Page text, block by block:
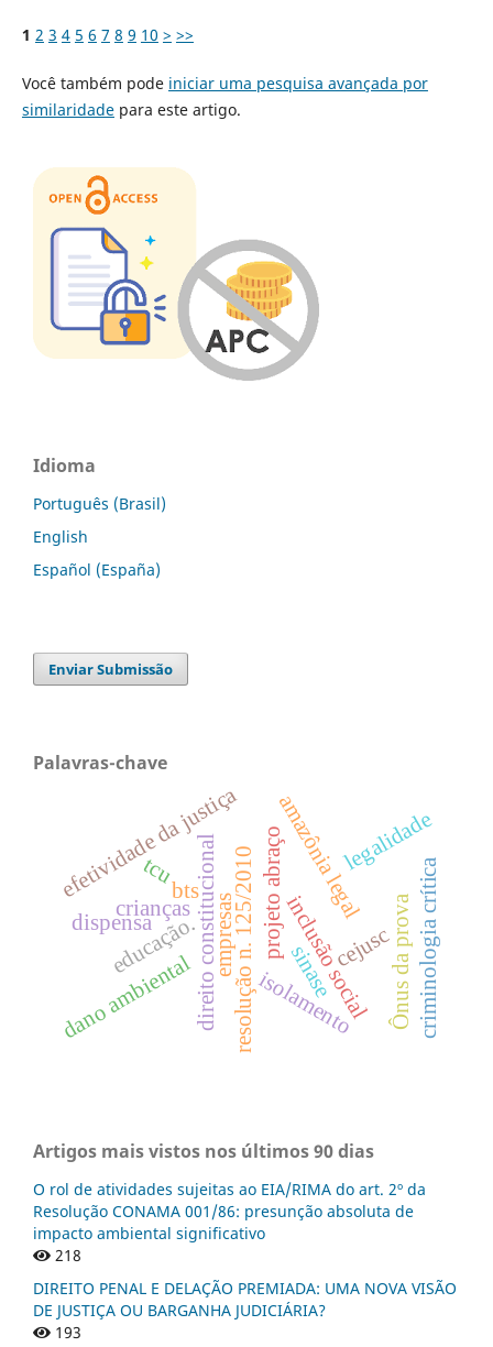
1 2 3 4 5 6 7 8 9 10 > >>
Você também pode iniciar uma pesquisa avançada por
similaridadepara este artigo.
Idioma
Português (Brasil)
English
Español (España)
Enviar Submissão
Palavras-chave
direito constitucional isolamento
inclusão social
educação. projeto abraço
efetividade da justiça
cejusc
resolução n. 125/2010
crianças
sinase
amazônia legal
dano ambiental Ônus da provacriminologia crítica
bts
dispensa
legalidade
empresas
tcu
Artigos mais vistos nos últimos 90 dias
O rol de atividades sujeitas ao EIA/RIMA do art. 2º da
Resolução CONAMA 001/86: presunção absoluta de
impacto ambiental significativo
218
DIREITO PENAL E DELAÇÃO PREMIADA: UMA NOVA VISÃO
DE JUSTIÇA OU BARGANHA JUDICIÁRIA?
193